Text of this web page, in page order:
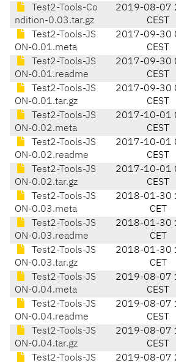
Test2-Tools-Co
ndition-0.03.tar.gz
2019-08-07
CEST
Test2-Tools-JS
ON-0.01.meta
2017-09-30
CEST
Test2-Tools-JS
ON-0.01.readme
2017-09-30
CEST
Test2-Tools-JS
ON-0.01.tar.gz
2017-09-30
CEST
Test2-Tools-JS
ON-0.02.meta
2017-10-01
CEST
Test2-Tools-JS
ON-0.02.readme
2017-10-01
CEST
Test2-Tools-JS
ON-0.02.tar.gz
2017-10-01
CEST
Test2-Tools-JS
ON-0.03.meta
2018-01-30
CET
Test2-Tools-JS
ON-0.03.readme
2018-01-30
CET
Test2-Tools-JS
ON-0.03.tar.gz
2018-01-30
CET
Test2-Tools-JS
ON-0.04.meta
2019-08-07
CEST
Test2-Tools-JS
ON-0.04.readme
2019-08-07
CEST
Test2-Tools-JS
ON-0.04.tar.gz
2019-08-07
CEST
Test2-Tools-JS
2019-08-07